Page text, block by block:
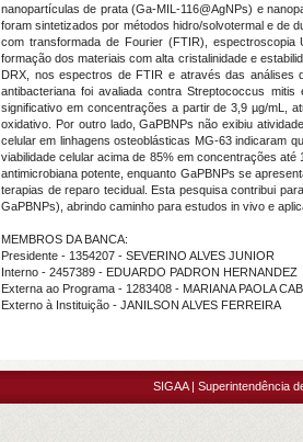
nanopartículas de prata (Ga-MIL-116@AgNPs) e
foram sintetizados por métodos hidro/solvotermal e de
com transformada de Fourier (FTIR),
formação dos materiais com alta cristalinidade e
DRX, nos espectros de FTIR e através das análises
antibacteriana foi avaliada contra Streptococcus
significativo em concentrações a partir de 3,9 µg/mL,
oxidativo. Por outro lado, GaPBNPs não exibiu
celular em linhagens osteoblásticas MG-63 indicaram
viabilidade celular acima de 85% em concentrações
antimicrobiana potente, enquanto GaPBNPs se
terapias de reparo tecidual. Esta pesquisa contribui
GaPBNPs), abrindo caminho para estudos in vivo e
MEMBROS DA BANCA:
Presidente - 1354207 - SEVERINO ALVES JUNIOR
Interno - 2457389 - EDUARDO PADRON HERNANDEZ
Externa ao Programa - 1283408 - MARIANA PAOLA
Externo à Instituição - JANILSON ALVES FERREIRA
SIGAA | Superintendência